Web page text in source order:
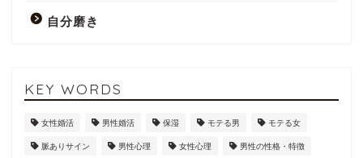
自分磨き
KEY WORDS
女性婚活 男性婚活 保湿 モテる男 モテる女
脈ありサイン 男性心理 女性心理 男性の性格・特徴